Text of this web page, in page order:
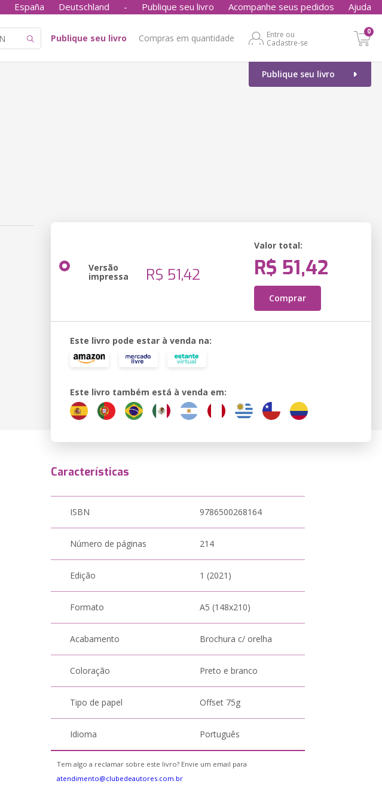
España Deutschland - Publique seu livro Acompanhe seus pedidos Ajuda
Publique seu livro Compras em quantidade
Entre ou
Cadastre-se
0
Publique seu livro
Versão
impressa R$ 51,42
Valor total:
R$ 51,42
Comprar
Este livro pode estar à venda na:
Este livro também está à venda em:
Características
ISBN 9786500268164
Número de páginas 214
Edição 1 (2021)
Formato A5 (148x210)
Acabamento Brochura c/ orelha
Coloração Preto e branco
Tipo de papel Offset 75g
Idioma Português
Tem algo a reclamar sobre este livro? Envie um email para
atendimento@clubedeautores.com.br